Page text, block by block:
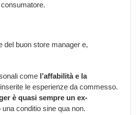
del buon store manager e,
comel’affabilità e la
le esperienze da commesso.
è quasi sempre un ex-
conditio sine qua non.